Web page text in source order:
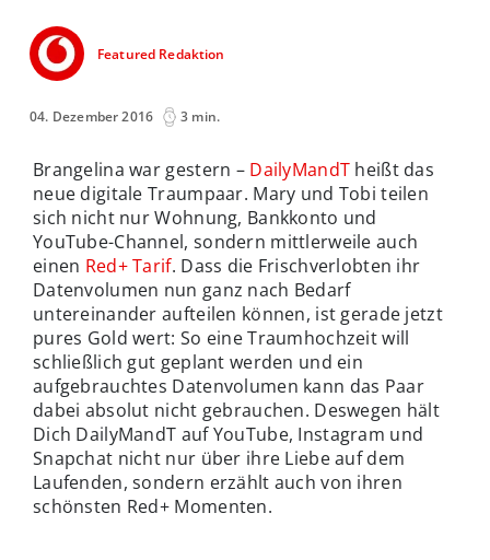
Featured Redaktion
04. Dezember 2016 3 min.
Brangelina war gestern – DailyMandT heißt das
neue digitale Traumpaar. Mary und Tobi teilen
sich nicht nur Wohnung, Bankkonto und
YouTube-Channel, sondern mittlerweile auch
einen Red+ Tarif. Dass die Frischverlobten ihr
Datenvolumen nun ganz nach Bedarf
untereinander aufteilen können, ist gerade jetzt
pures Gold wert: So eine Traumhochzeit will
schließlich gut geplant werden und ein
aufgebrauchtes Datenvolumen kann das Paar
dabei absolut nicht gebrauchen. Deswegen hält
Dich DailyMandT auf YouTube, Instagram und
Snapchat nicht nur über ihre Liebe auf dem
Laufenden, sondern erzählt auch von ihren
schönsten Red+ Momenten.